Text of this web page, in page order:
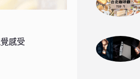
感受